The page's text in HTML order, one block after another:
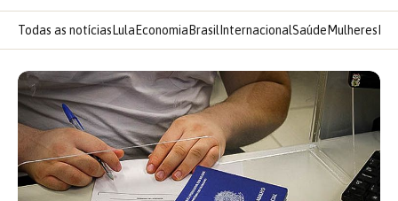
Todas as notícias Lula Economia Brasil InternacionalSaúde Mulheres